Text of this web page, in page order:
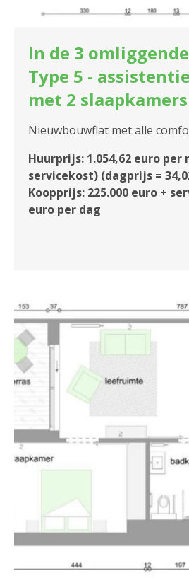
In de 3
Type 5 -
met 2 slaapkamers
Nieuwbouwflat met alle
Huurprijs: 1.054,62 euro per
servicekost) (dagprijs =
Koopprijs: 225.000 euro +
euro per dag